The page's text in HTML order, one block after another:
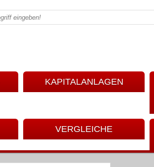
KAPITALANLAGEN
VERGLEICHE